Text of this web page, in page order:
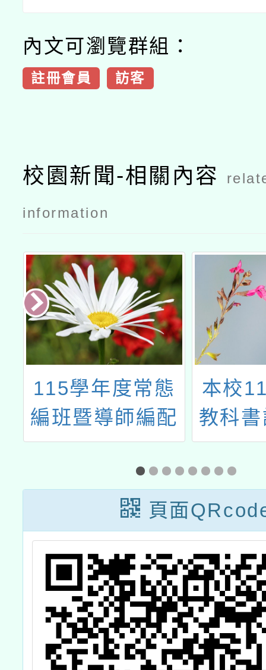
內文可瀏覽群組：
註冊會員 訪客
校園新聞-相關內容
information
115學年度常態
編班暨導師編配
作業相關時程
本校
教科
頁面